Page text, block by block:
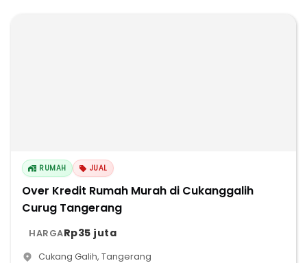
RUMAH JUAL
Over Kredit Rumah Murah di Cukanggalih
Curug Tangerang
HARGARp35 juta
Cukang Galih, Tangerang